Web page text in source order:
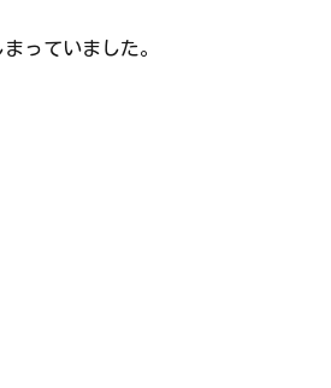
っていました。